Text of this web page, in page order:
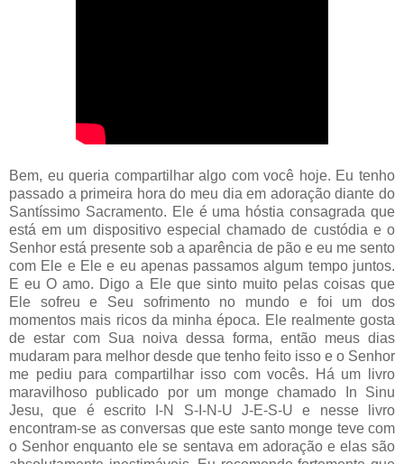
Bem, eu queria compartilhar algo com você hoje. Eu tenho
passado a primeira hora do meu dia em adoração diante do
Santíssimo Sacramento. Ele é uma hóstia consagrada que
está em um dispositivo especial chamado de custódia e o
Senhor está presente sob a aparência de pão e eu me sento
com Ele e Ele e eu apenas passamos algum tempo juntos.
E eu O amo. Digo a Ele que sinto muito pelas coisas que
Ele sofreu e Seu sofrimento no mundo e foi um dos
momentos mais ricos da minha época. Ele realmente gosta
de estar com Sua noiva dessa forma, então meus dias
mudaram para melhor desde que tenho feito isso e o Senhor
me pediu para compartilhar isso com vocês. Há um livro
maravilhoso publicado por um monge chamado In Sinu
Jesu, que é escrito I-N S-I-N-U J-E-S-U e nesse livro
encontram-se as conversas que este santo monge teve com
o Senhor enquanto ele se sentava em adoração e elas são